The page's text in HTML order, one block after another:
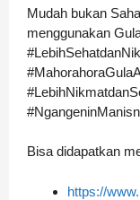
Mudah bukan
menggunakan
Bisa didapatkan
https://